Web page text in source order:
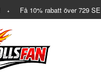
Få 10% rabatt över729